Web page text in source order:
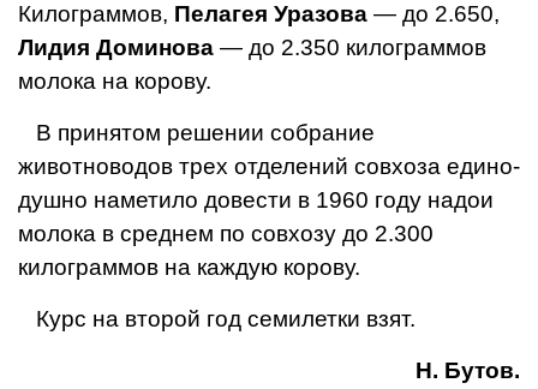
Килограммов, Пелагея Ура­зова — до 2.650,
Лидия Доминова — до 2.350 килограм­мов
молока на корову.
В принятом решении со­брание
животноводов трех отделений совхоза едино­
душно наметило довести в 1960 году надои
молока в среднем по совхозу до 2.300
килограммов на каж­дую корову.
Курс на второй год се­милетки взят.
Н. Бутов.